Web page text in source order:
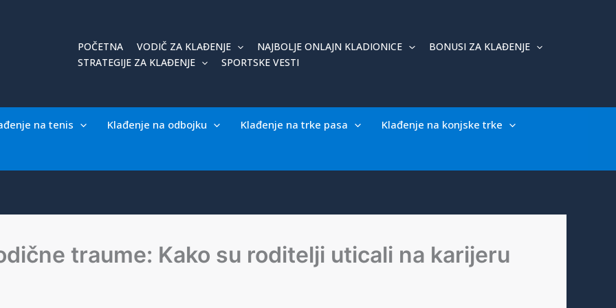
POČETNA VODIČ ZA KLAĐENJE NAJBOLJE ONLAJN KLADIONICE
BONUSI ZA KLAĐENJE
STRATEGIJE ZA KLAĐENJE
SPORTSKE VESTI
na tenis Klađenje na odbojku Klađenje na trke pasa Klađenje na konjske trke
traume: Kako su roditelji uticali na karijeru